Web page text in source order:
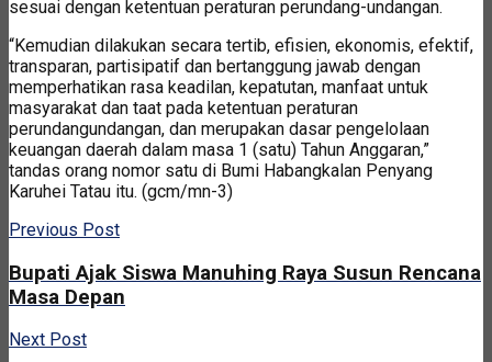
sesuai dengan ketentuan peraturan perundang-undangan.
“Kemudian dilakukan secara tertib, efisien, ekonomis, efektif,
transparan, partisipatif dan bertanggung jawab dengan
memperhatikan rasa keadilan, kepatutan, manfaat untuk
masyarakat dan taat pada ketentuan peraturan
perundangundangan, dan merupakan dasar pengelolaan
keuangan daerah dalam masa 1 (satu) Tahun Anggaran,”
tandas orang nomor satu di Bumi Habangkalan Penyang
Karuhei Tatau itu. (gcm/mn-3)
Previous Post
Bupati Ajak Siswa Manuhing Raya Susun Rencana
Masa Depan
Next Post